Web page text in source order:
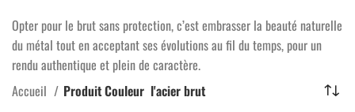
Opter pour le brut sans protection, c’est embrasser la beauté naturelle
du métal tout en acceptant ses évolutions au fil du temps, pour un
rendu authentique et plein de caractère.
Accueil
Produit Couleur l'acier brut